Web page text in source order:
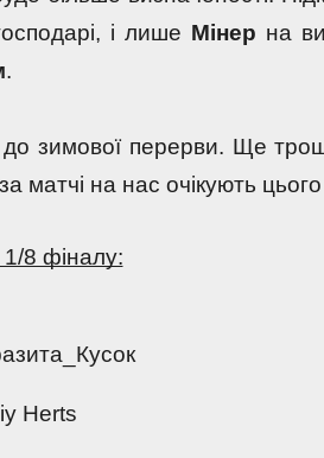
і лише Мінер
.
зимової перерви. Ще
матчі на нас очікують
1/8 фіналу:
Herts